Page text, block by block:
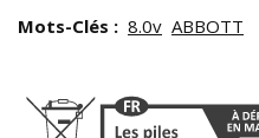
Mots-Clés : 8.0v ABBOTT